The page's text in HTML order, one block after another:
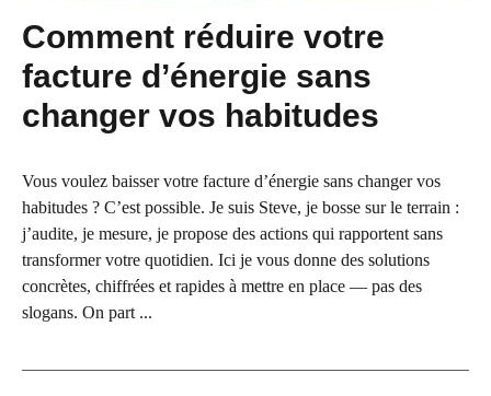
Comment réduire votre
facture d’énergie sans
changer vos habitudes
Vous voulez baisser votre facture d’énergie sans changer vos
habitudes ? C’est possible. Je suis Steve, je bosse sur le terrain :
j’audite, je mesure, je propose des actions qui rapportent sans
transformer votre quotidien. Ici je vous donne des solutions
concrètes, chiffrées et rapides à mettre en place — pas des
slogans. On part ...